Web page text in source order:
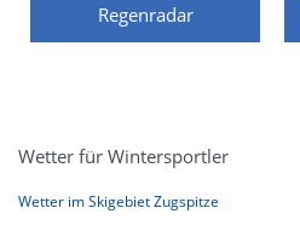
Regenradar
Wetter für Wintersportler
Wetter im Skigebiet Zugspitze